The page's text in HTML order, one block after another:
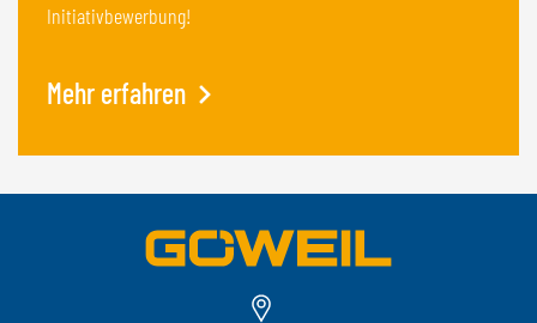
Initiativbewerbung!
Mehr erfahren